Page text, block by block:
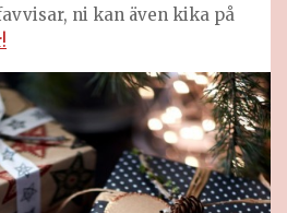
ni kan även kika på